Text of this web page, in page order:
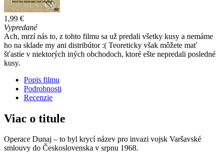
1,99 €
Vypredané
Ach, mrzí nás to, z tohto filmu sa už predali všetky kusy a nemáme
ho na sklade my ani distribútor :( Teoreticky však môžete mať
šťastie v niektorých iných obchodoch, ktoré ešte nepredali posledné
kusy.
Popis filmu
Podrobnosti
Recenzie
Viac o titule
Operace Dunaj – to byl krycí název pro invazi vojsk Varšavské
smlouvy do Československa v srpnu 1968.